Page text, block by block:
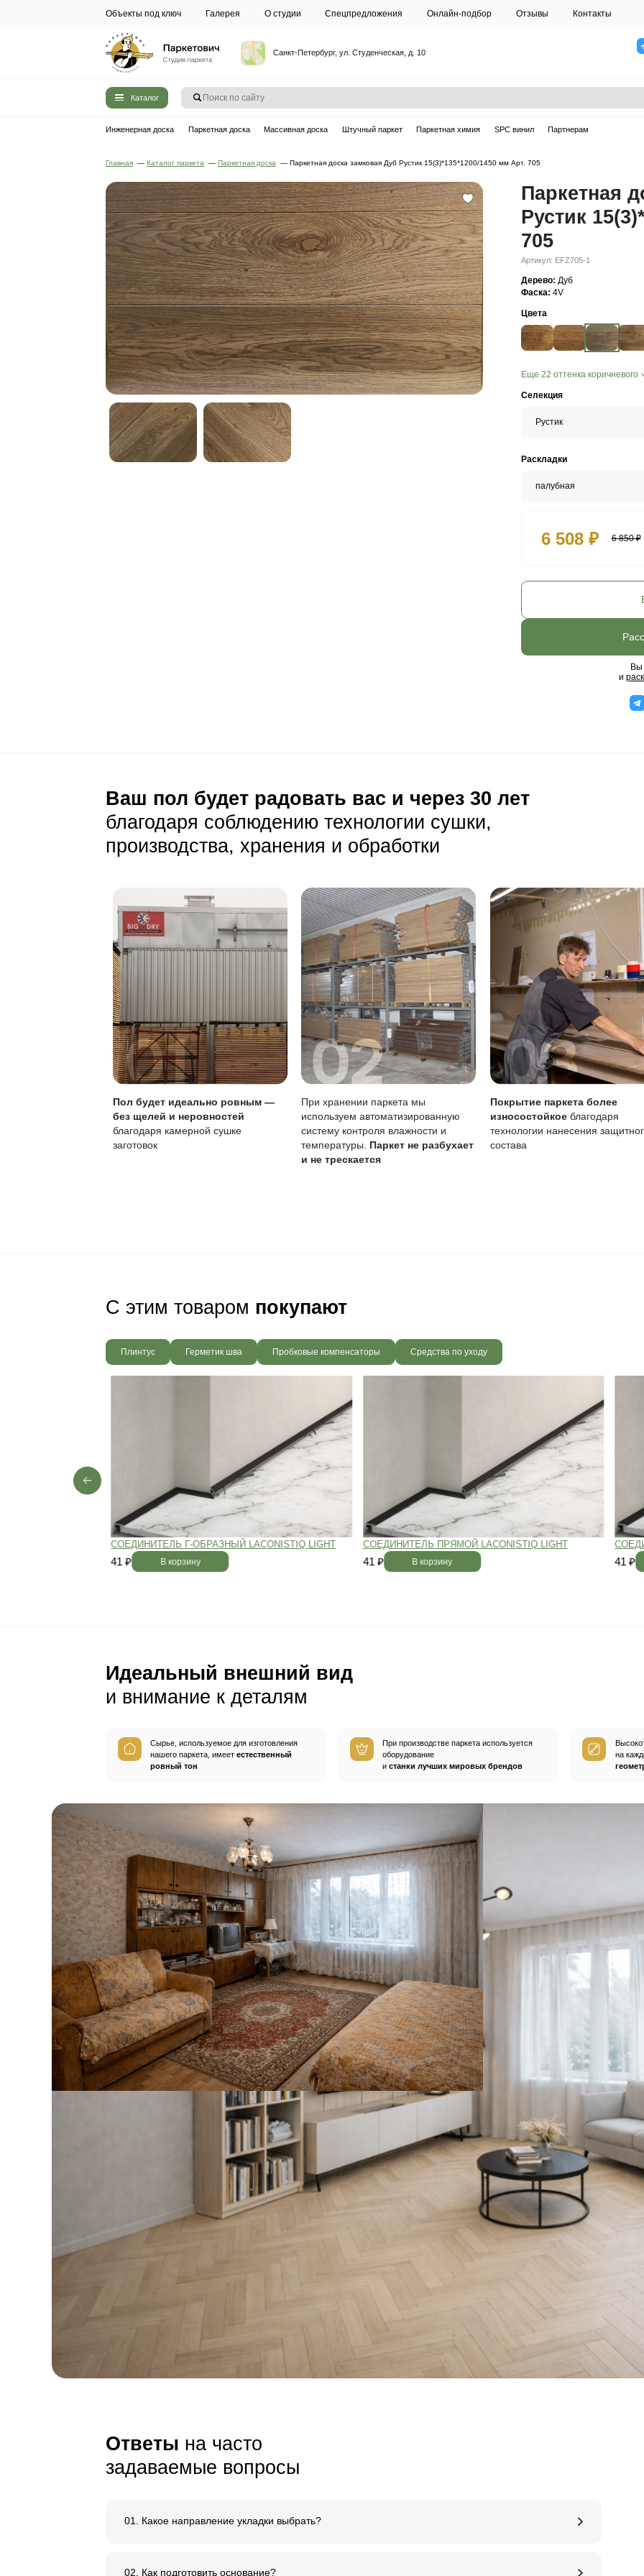
Объекты под ключ Галерея О студии Спецпредложения Онлайн-
Каталог
Главная — Каталог паркета — Паркетная доска — Паркетная доска замковая Дуб Рустик
Ваш пол будет радовать вас и через
благодаря соблюдению технологии
производства, хранения и обработки
Пол будет идеально ровным —
без щелей и неровностей
благодаря камерной сушке
заготовок
При хранении паркета мы
используем автоматизированную
систему контроля влажности и
температуры.
Паркет не разбухает
и не трескается
С этим товаром покупают
Плинтус Герметик шва Пробковые компенсаторы Средства по
25 для профиля
под покраску
СОЕДИНИТЕЛЬ Г-ОБРАЗНЫЙ LACONISTIQ LIGHT
41 ₽ В корзину
СОЕДИНИТЕЛЬ ПРЯМОЙ
В корзину
Идеальный внешний вид
и внимание к деталям
Сырье, используемое для изготовления
нашего паркета, имеет
При производстве
станки лучших